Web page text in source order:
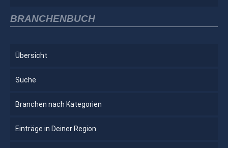
BRANCHENBUCH
Übersicht
Suche
Branchen nach Kategorien
Einträge in Deiner Region